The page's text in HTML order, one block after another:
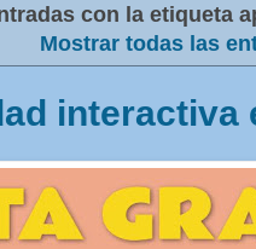
con la etiqueta
Mostrar todas las
interactiva